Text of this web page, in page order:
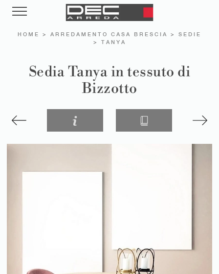
HOME > ARREDAMENTO CASA BRESCIA > SEDIE
> TANYA
Sedia Tanya in tessuto di
Bizzotto